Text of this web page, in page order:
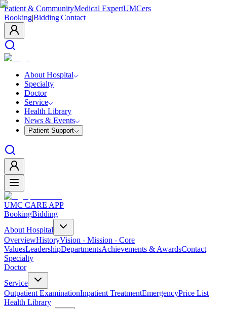
Patient & CommunityMedical ExpertUMCers
Booking|Bidding|Contact
About Hospital
Specialty
Doctor
Service
Health Library
News & Events
Patient Support
UMC CARE APP
BookingBidding
About Hospital
OverviewHistoryVision - Mission - Core
ValuesLeadershipDepartmentsAchievements & AwardsContact
Specialty
Doctor
Service
Outpatient ExaminationInpatient TreatmentEmergencyPrice List
Health Library